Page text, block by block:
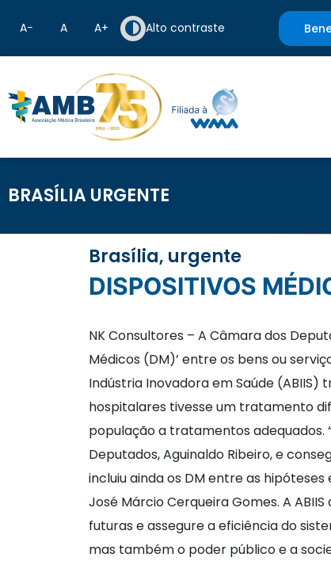
A− A A+ Alto contraste
BRASÍLIA URGENTE
Brasília, urgente
DISPOSITIVOS
NK Consultores – A Câmara dos
Médicos (DM)’ entre os bens ou
Indústria Inovadora em Saúde
hospitalares tivesse um tratamento
população a tratamentos adequados.
Deputados, Aguinaldo Ribeiro, e
incluiu ainda os DM entre as
José Márcio Cerqueira Gomes. A
futuras e assegure a eficiência do
mas também o poder público e a